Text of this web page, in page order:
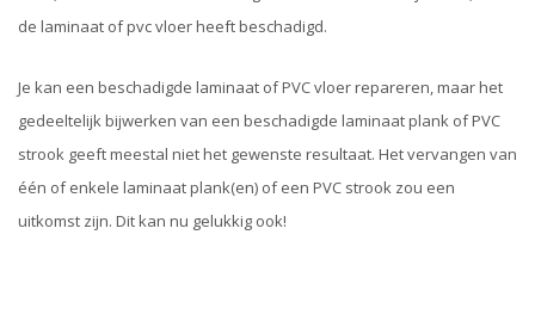
de laminaat of pvc vloer heeft beschadigd.
Je kan een beschadigde laminaat of PVC vloer repareren, maar het
gedeeltelijk bijwerken van een beschadigde laminaat plank of PVC
strook geeft meestal niet het gewenste resultaat. Het vervangen van
één of enkele laminaat plank(en) of een PVC strook zou een
uitkomst zijn. Dit kan nu gelukkig ook!